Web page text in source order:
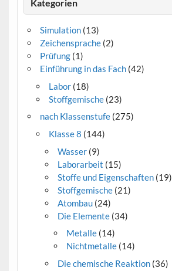
Kategorien
Simulation(13)
Zeichensprache(2)
Prüfung(1)
Einführung in das Fach(42)
Labor(18)
Stoffgemische(23)
nach Klassenstufe(275)
Klasse 8 (144)
Wasser (9)
Laborarbeit (15)
Stoffe und Eigenschaften (19)
Stoffgemische (21)
Atombau (24)
Die Elemente (34)
Metalle (14)
Nichtmetalle (14)
Die chemische Reaktion (36)